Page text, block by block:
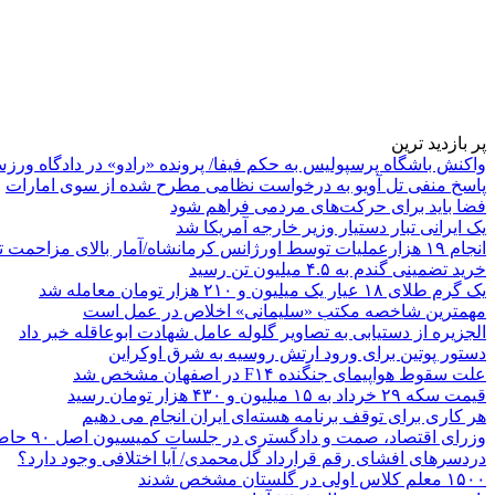
پر بازدید ترین
واکنش باشگاه پرسپولیس به حکم فیفا/ پرونده «رادو» در دادگاه
پاسخ منفی تل آویو به درخواست نظامی مطرح شده از سوی امارات
فضا باید برای حرکت‌های مردمی فراهم شود
یک ایرانی تبار دستیار وزیر خارجه آمریکا شد
انجام ۱۹ هزارعملیات توسط اورژانس کرمانشاه/آمار بالای مزاحمت تلفنی
خرید تضمینی گندم به ۴.۵ میلیون تن رسید
یک گرم طلای ۱۸ عیار یک میلیون و ۲۱۰ هزار تومان معامله شد
مهمترین شاخصه مکتب «سلیمانی» اخلاص در عمل است
الجزیره از دستیابی به تصاویر گلوله عامل شهادت ابوعاقله خبر داد
دستور پوتین برای ورود ارتش روسیه به شرق اوکراین
علت سقوط هواپیمای جنگنده F۱۴ در اصفهان مشخص شد
قیمت سکه ۲۹ خرداد به ۱۵ میلیون و ۴۳۰ هزار تومان رسید
هر کاری برای توقف برنامه هسته‌ای ایران انجام می دهیم
وزرای اقتصاد، صمت و دادگستری در جلسات کمیسیون اصل ۹۰ حاضر می‌شوند
دردسرهای افشای رقم قرارداد گل‌محمدی/ آیا اختلافی وجود دارد؟
۱۵۰۰ معلم کلاس اولی در گلستان مشخص شدند